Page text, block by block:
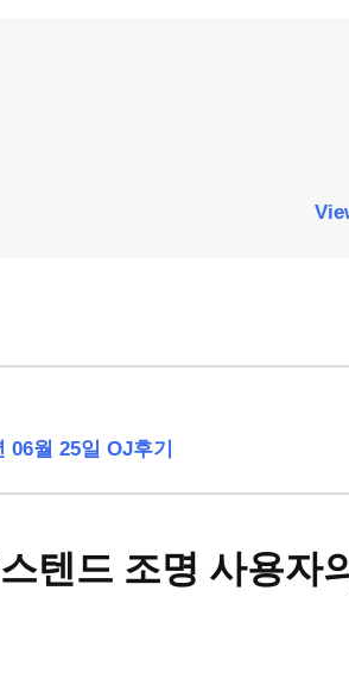
월 25일 OJ후기
스텐드 조명 사용자